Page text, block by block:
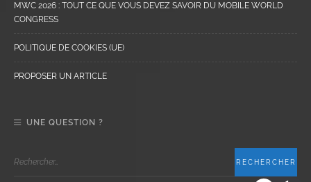
MWC 2026 : TOUT CE QUE VOUS DEVEZ SAVOIR DU MOBILE WORLD
CONGRESS
POLITIQUE DE COOKIES (UE)
PROPOSER UN ARTICLE
UNE QUESTION ?